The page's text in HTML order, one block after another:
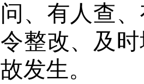
问、有人查
令整改、及
故发生。